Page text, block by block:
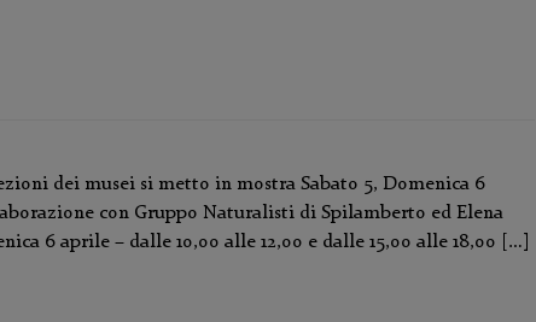
dei musei si metto in mostra Sabato 5, Domenica 6
con Gruppo Naturalisti di Spilamberto ed Elena
6 aprile – dalle 10,00 alle 12,00 e dalle 15,00 alle 18,00 […]